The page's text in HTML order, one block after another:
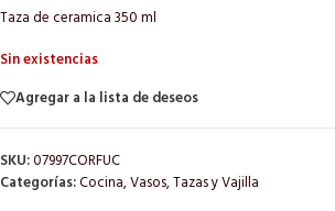
Taza de ceramica 350 ml
Sin existencias
Agregar a la lista de deseos
SKU:07997CORFUC
Categorías:Cocina,Vasos, Tazas y Vajilla